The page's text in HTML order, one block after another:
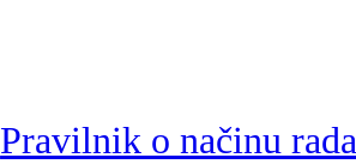
Pravilnik o načinu